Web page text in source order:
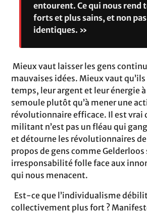
entourent. Ce qui nous rend
forts et plus sains, et non pas
identiques. »
Mieux vaut laisser les gens
mauvaises idées. Mieux vaut
temps, leur argent et leur énergie
semoule plutôt qu’à mener une
révolutionnaire efficace. Il est vrai
militant n’est pas un fléau qui
et détourne les révolutionnaires
propos de gens comme Gelderloos
irresponsabilité folle face aux
qui nous menacent.
Est-ce que l’individualisme
collectivement plus fort ?